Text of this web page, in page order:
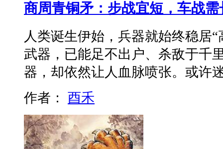
商周青铜矛：步战宜短，车战需
人类诞生伊始，兵器就始终稳居
武器，已能足不出户、杀敌于千
器，却依然让人血脉喷张。或
作者： 酉禾